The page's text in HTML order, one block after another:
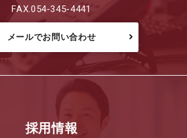
FAX.054-345-4441
メールでお問い合わせ
採用情報